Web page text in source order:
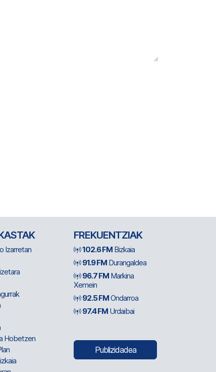
Izarretan
Hobetzen
FREKUENTZIAK
102.6 FM Bizkaia
91.9 FM Durangaldea
96.7 FM Markina
Xemein
92.5 FMOndarroa
97.4 FM Urdaibai
Publizidadea